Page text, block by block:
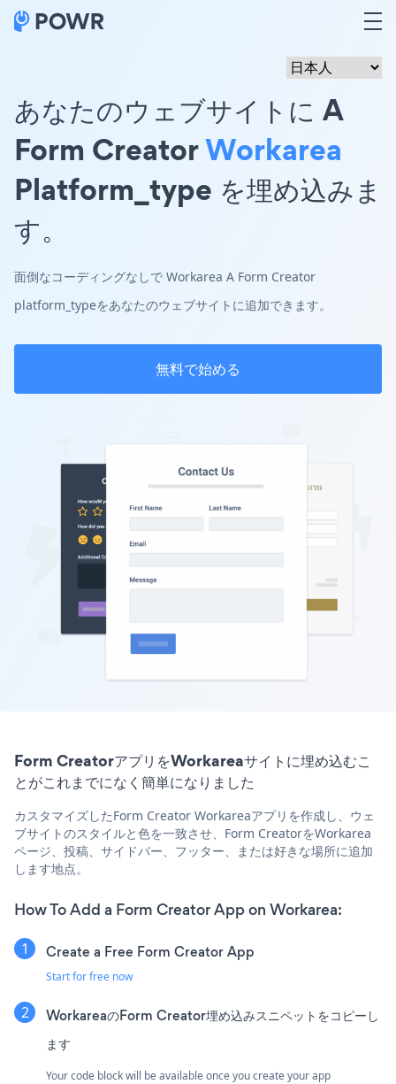
あなたのウェブサイトに A
Form CreatorWorkarea
Platform_type を埋め込みま
す。
面倒なコーディングなしで Workarea A Form Creator
platform_typeをあなたのウェブサイトに追加できます。
無料で始める
Form CreatorアプリをWorkareaサイトに埋め込むこ
とがこれまでになく簡単になりました
カスタマイズしたForm Creator Workareaアプリを作成し、ウェ
ブサイトのスタイルと色を一致させ、Form CreatorをWorkarea
ページ、投稿、サイドバー、フッター、または好きな場所に追加
します地点。
How To Add a Form Creator App on Workarea:
Create a Free Form Creator App
Start for free now
WorkareaのForm Creator埋め込みスニペットをコピーし
ます
Your code block will be available once you create your app